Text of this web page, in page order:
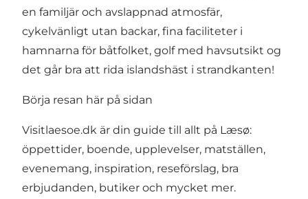
en familjär och avslappnad atmosfär,
cykelvänligt utan backar, fina faciliteter i
hamnarna för båtfolket, golf med havsutsikt og
det går bra att rida islandshäst i strandkanten!
Börja resan här på sidan
Visitlaesoe.dk är din guide till allt på Læsø:
öppettider, boende, upplevelser, matställen,
evenemang, inspiration, reseförslag, bra
erbjudanden, butiker och mycket mer.